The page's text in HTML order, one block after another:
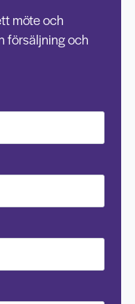
möte och
försäljning och